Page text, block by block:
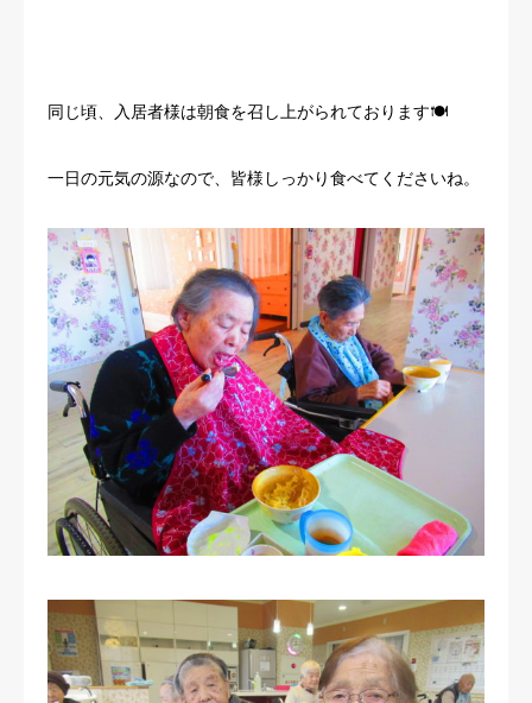
同じ頃、入居者様は朝食を召し上がられております🍽
一日の元気の源なので、皆様しっかり食べてくださいね。